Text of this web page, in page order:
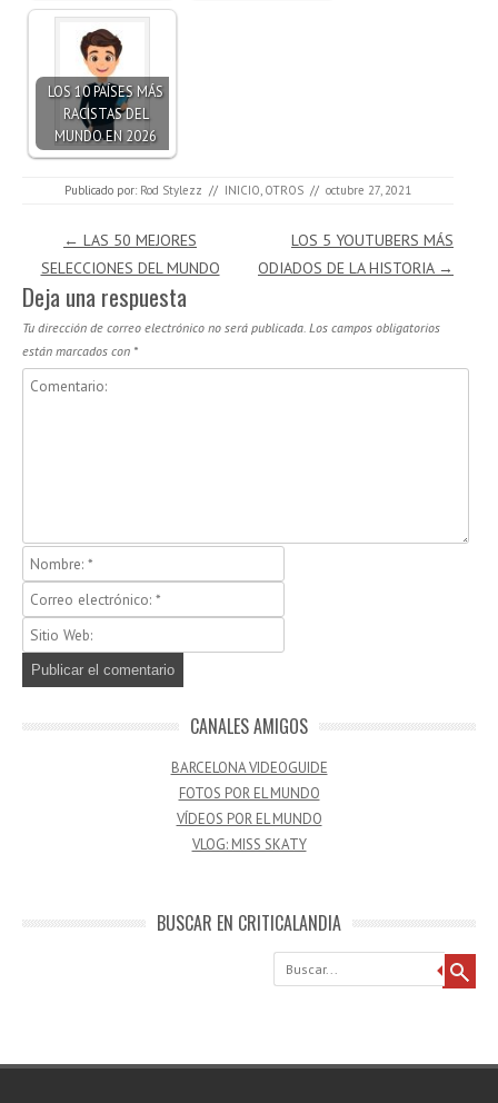
LOS 10 PAÍSES MÁS
RACISTAS DEL
MUNDO EN 2026
Publicado por: Rod Stylezz // INICIO OTROS // octubre 27, 2021
Navegación de entradas
← LAS 50 MEJORES
SELECCIONES DEL MUNDO
LOS 5 YOUTUBERS MÁS
ODIADOS DE LA HISTORIA →
Deja una respuesta
Tu dirección de correo electrónico no será publicada. Los campos obligatorios
están marcados con *
CANALES AMIGOS
BARCELONA VIDEOGUIDE
FOTOS POR EL MUNDO
VÍDEOS POR EL MUNDO
VLOG: MISS SKATY
BUSCAR EN CRITICALANDIA
Buscar